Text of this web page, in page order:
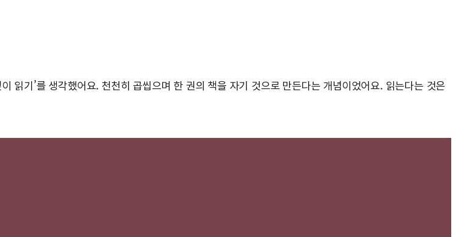
읽기’를 생각했어요. 천천히 곱씹으며 한 권의 책을 자기 것으로 만든다는 개념이었어요. 읽는다는 것은